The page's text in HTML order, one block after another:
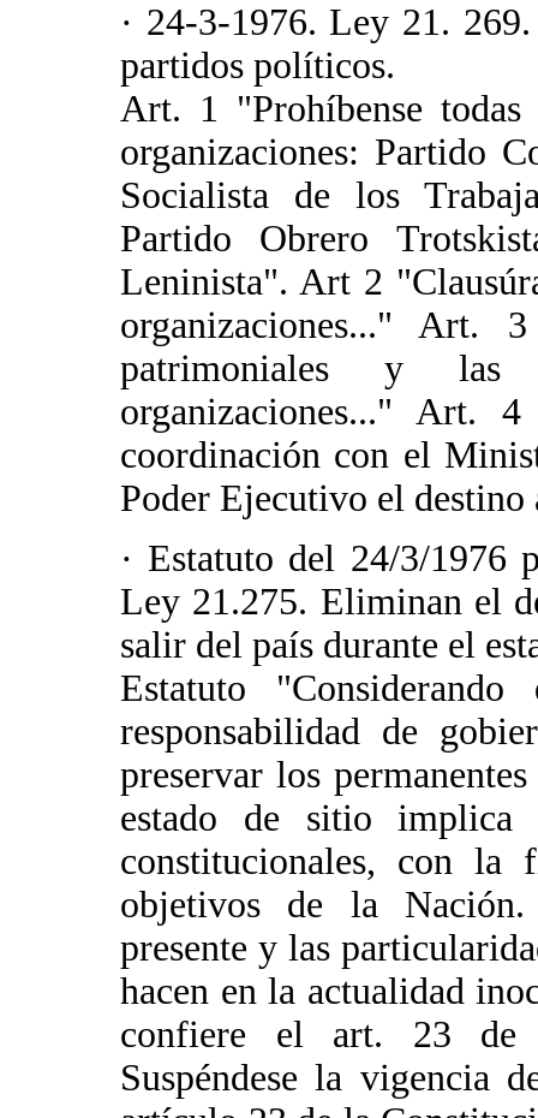
· 24-3-1976. Ley 21.
partidos políticos.
Art. 1 "Prohíbense todas
organizaciones: Partido
Socialista de los
Partido Obrero
Leninista". Art 2
organizaciones..." Art.
patrimoniales y las
organizaciones..." Art.
coordinación con el
Poder Ejecutivo el destino
· Estatuto del 24/3/1976
Ley 21.275. Eliminan el
salir del país durante el
Estatuto
responsabilidad de
preservar los
estado de sitio implica
constitucionales, con la
objetivos de la
presente y las
hacen en la actualidad
confiere el art. 23 de
Suspéndese la vigencia